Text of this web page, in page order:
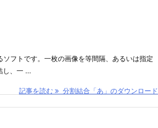
フトです。一枚の画像を等間隔、あるいは指定
し、一 ...
記事を読む 分割結合「あ」のダウンロード